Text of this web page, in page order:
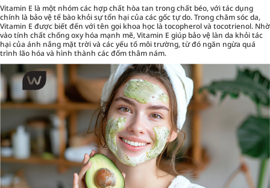
Vitamin E là một nhóm các hợp chất hòa tan trong chất béo, với tác dụng
chính là bảo vệ tế bào khỏi sự tổn hại của các gốc tự do. Trong chăm sóc da,
Vitamin E được biết đến với tên gọi khoa học là tocopherol và tocotrienol. Nhờ
vào tính chất chống oxy hóa mạnh mẽ, Vitamin E giúp bảo vệ làn da khỏi tác
hại của ánh nắng mặt trời và các yếu tố môi trường, từ đó ngăn ngừa quá
trình lão hóa và hình thành các đốm thâm nám.